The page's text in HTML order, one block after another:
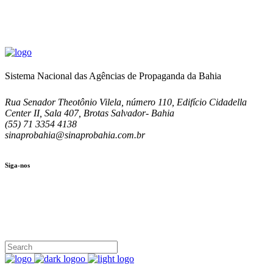
Sistema Nacional das Agências de Propaganda da Bahia
Rua Senador Theotônio Vilela, número 110, Edifício Cidadella
Center II, Sala 407, Brotas Salvador- Bahia
(55) 71 3354 4138
sinaprobahia@sinaprobahia.com.br
Siga-nos